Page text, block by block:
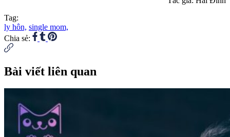
Tag:
ly hôn, single mom,
Chia sẻ:
Bài viết liên quan